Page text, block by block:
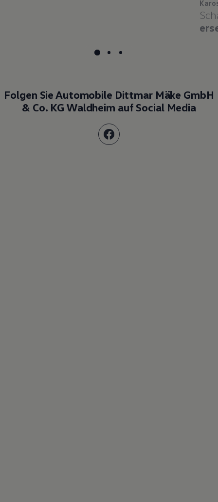
Folgen Sie Automobile Dittmar Mäke GmbH
& Co. KG Waldheim auf Social Media